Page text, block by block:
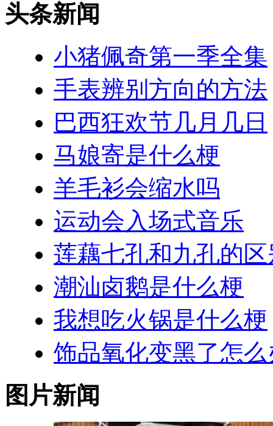
头条新闻
小猪佩奇第一季全集
手表辨别方向的方法
巴西狂欢节几月几日
马娘寄是什么梗
羊毛衫会缩水吗
运动会入场式音乐
莲藕七孔和九孔的区
潮汕卤鹅是什么梗
我想吃火锅是什么梗
饰品氧化变黑了怎么
图片新闻